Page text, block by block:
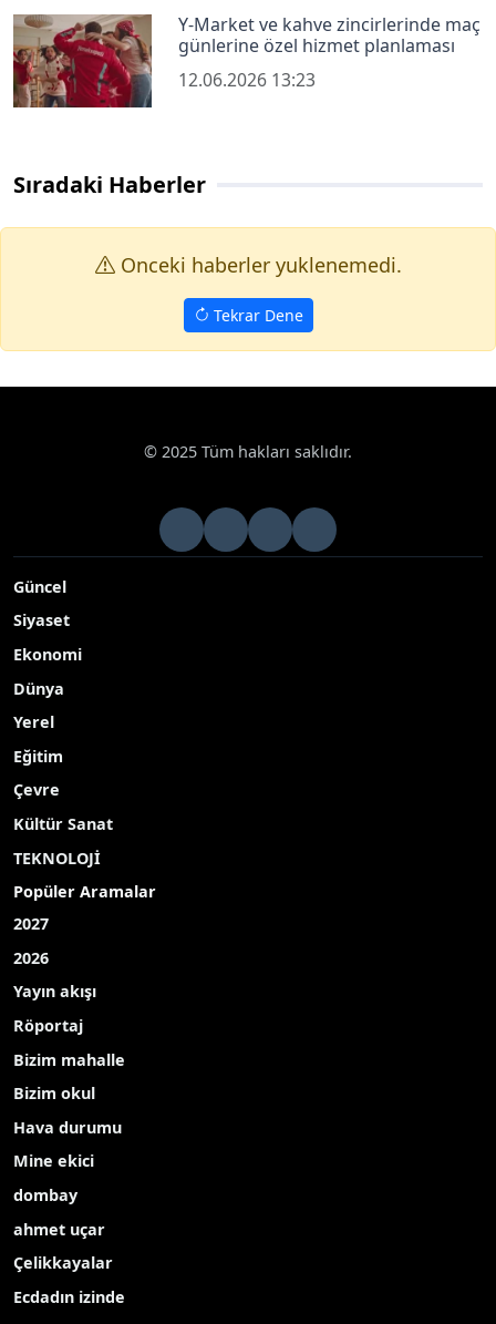
Y-Market ve kahve zincirlerinde maç
günlerine özel hizmet planlaması
12.06.2026 13:23
Sıradaki Haberler
Onceki haberler yuklenemedi.
Tekrar Dene
© 2025 Tüm hakları saklıdır.
Güncel
Siyaset
Ekonomi
Dünya
Yerel
Eğitim
Çevre
Kültür Sanat
TEKNOLOJİ
Popüler Aramalar
2027
2026
Yayın akışı
Röportaj
Bizim mahalle
Bizim okul
Hava durumu
Mine ekici
dombay
ahmet uçar
Çelikkayalar
Ecdadın izinde